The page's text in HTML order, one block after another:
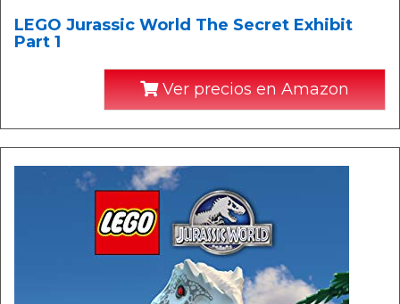
LEGO Jurassic World The Secret Exhibit
Part 1
Ver precios en Amazon